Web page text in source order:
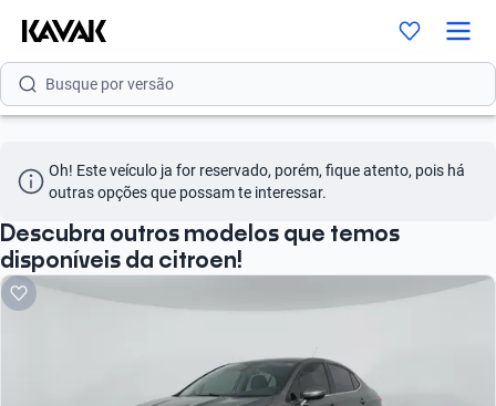
Busque por modelo
Busque por versão
Busque por marca
Busque por modelo
Busque por versão
Oh! Este veículo ja for reservado, porém, fique atento, pois há
outras opções que possam te interessar.
Descubra outros modelos que temos
disponíveis da citroen!